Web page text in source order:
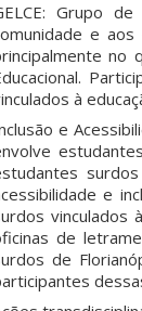
Grupo
e
no
à
e
e
vinculados
de
de